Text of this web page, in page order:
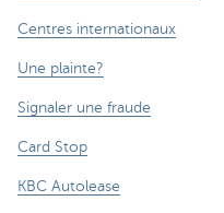
Centres internationaux
Une plainte?
Signaler une fraude
Card Stop
KBC Autolease